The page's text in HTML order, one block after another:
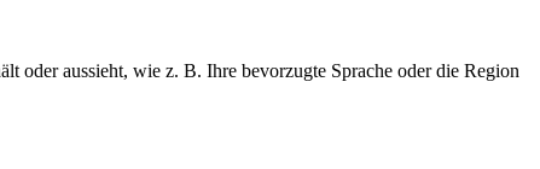
oder aussieht, wie z. B. Ihre bevorzugte Sprache oder die Region